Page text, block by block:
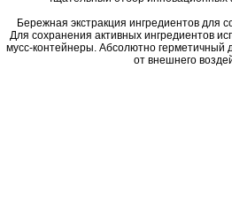
Бережная экстракция ингредиентов для
Для сохранения активных ингредиентов
мусс-контейнеры. Абсолютно
от внешнего